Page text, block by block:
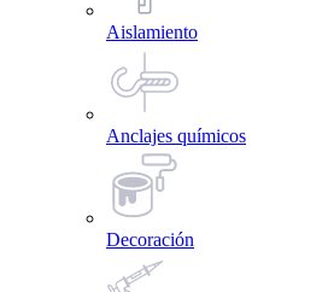
Aislamiento
Anclajes químicos
Decoración